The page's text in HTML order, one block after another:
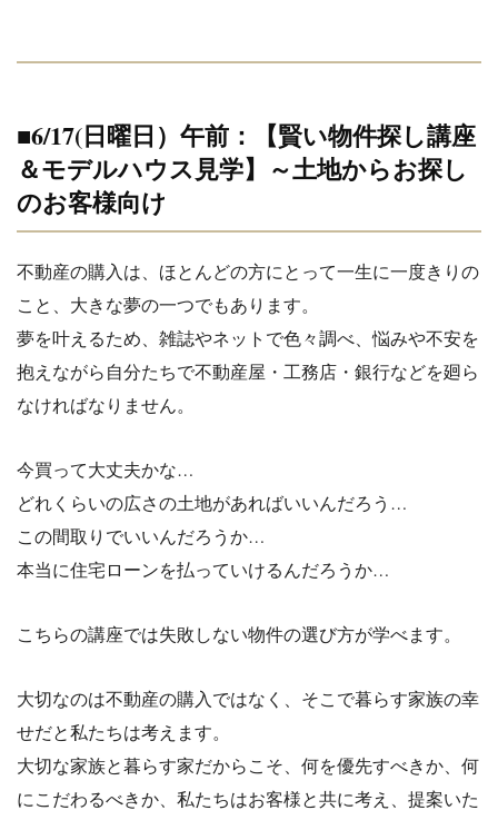
■6/17(日曜日）午前：【賢い物件探し講座
＆モデルハウス見学】～土地からお探し
のお客様向け
不動産の購入は、ほとんどの方にとって一生に一度きりの
こと、大きな夢の一つでもあります。
夢を叶えるため、雑誌やネットで色々調べ、悩みや不安を
抱えながら自分たちで不動産屋・工務店・銀行などを廻ら
なければなりません。
今買って大丈夫かな…
どれくらいの広さの土地があればいいんだろう…
この間取りでいいんだろうか…
本当に住宅ローンを払っていけるんだろうか…
こちらの講座では失敗しない物件の選び方が学べます。
大切なのは不動産の購入ではなく、そこで暮らす家族の幸
せだと私たちは考えます。
大切な家族と暮らす家だからこそ、何を優先すべきか、何
にこだわるべきか、私たちはお客様と共に考え、提案いた